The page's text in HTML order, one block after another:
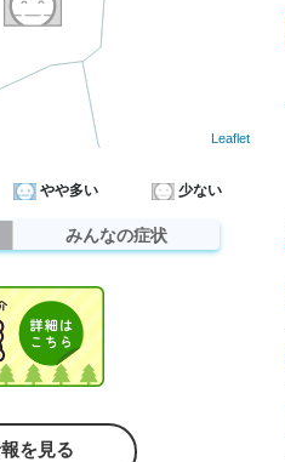
Leaflet
やや多い 少ない
みんなの症状
を見る